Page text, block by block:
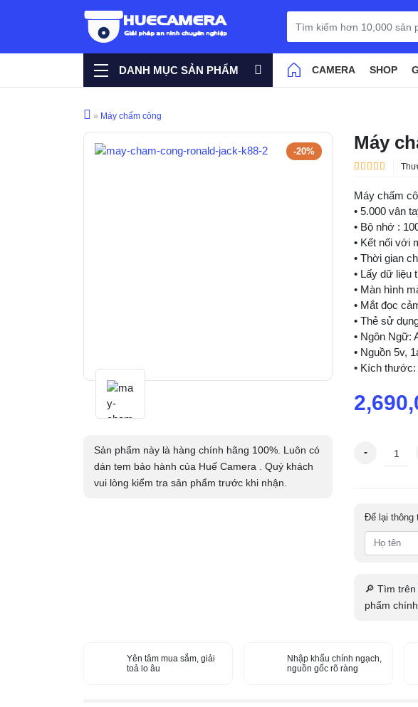
DANH MỤC SẢN PHẨM CAMERA SHOP
» Máy chấm công
-20%
Sản phẩm này là hàng chính hãng 100%. Luôn có
dán tem bảo hành của Huế Camera . Quý khách
vui lòng kiểm tra sản phẩm trước khi nhận.
Máy
Máy chấm
• 5.000 vân
• Bộ nhớ :
• Kết nối với
• Thời gian
• Lấy dữ liệu
• Màn hình
• Mắt đọc
• Thẻ sử
• Ngôn Ngữ:
• Nguồn 5v,
• Kích
-
t
Để lại thông
🔎 Tìm
phẩm
Yên tâm mua sắm, giải
toả lo âu
Nhập khẩu chính ngạch,
nguồn gốc rõ ràng